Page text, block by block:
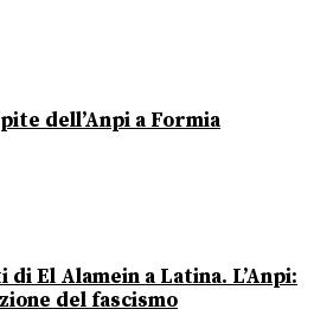
dell’Anpi a Formia
El Alamein a Latina. L’Anpi:
del fascismo